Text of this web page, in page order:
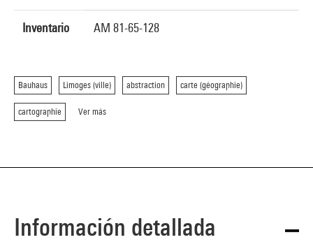
Inventario AM 81-65-128
Bauhaus Limoges (ville) abstraction carte (géographie)
cartographie Ver más
Información detallada